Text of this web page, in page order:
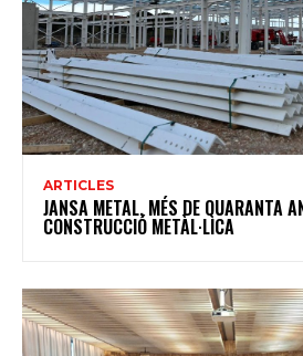
ARTICLES
JANSA METAL, MÉS DE QUARANTA
CONSTRUCCIÓ METÀL·LICA